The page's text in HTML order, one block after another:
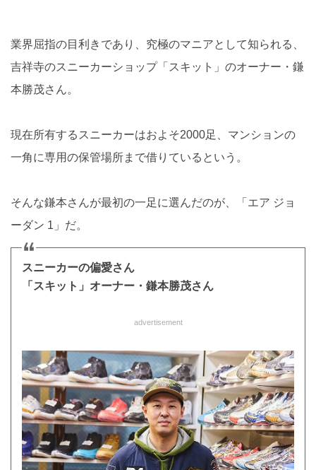
業界屈指の目利きであり、究極のマニアとして知られる、
吉祥寺のスニーカーショップ「スキット」のオーナー・鎌
本勝茂さん。
現在所有するスニーカーはおよそ2000足、マンションの
一角に専用の保管場所まで借りているという。
そんな鎌本さんが最初の一足に選んだのが、「エア ジョ
ーダン 1」だ。
スニーカーの偏愛さん
「スキット」オーナー・鎌本勝茂さん
advertisement